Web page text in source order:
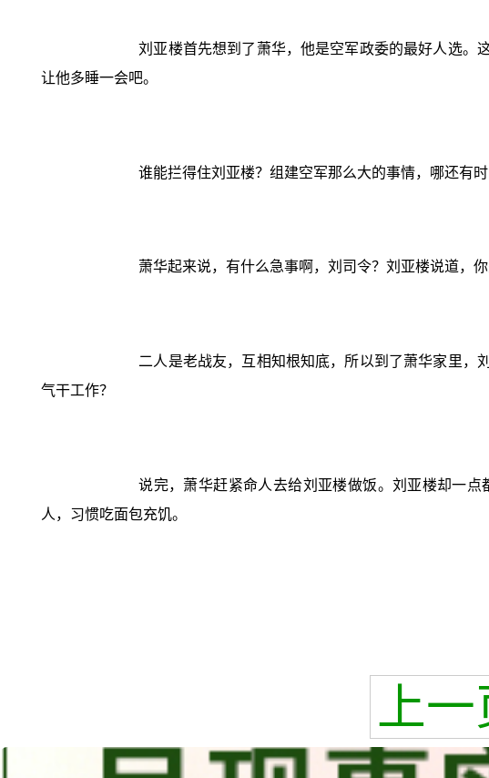
刘亚楼首先想到了萧华，他是空军政委的最好人选。
让他多睡一会吧。
谁能拦得住刘亚楼？组建空军那么大的事情，哪还有
萧华起来说，有什么急事啊，刘司令？刘亚楼说道，
二人是老战友，互相知根知底，所以到了萧华家里，
气干工作？
说完，萧华赶紧命人去给刘亚楼做饭。刘亚楼却一
人，习惯吃面包充饥。
上一